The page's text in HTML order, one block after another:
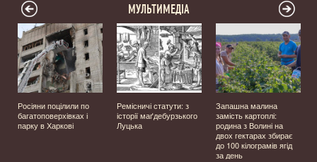
МУЛЬТИМЕДІА
Росіяни поцілили по
багатоповерхівках і
парку в Харкові
Ремісничі статути: з
історії маґдебурзького
Луцька
Запашна малина
замість картоплі:
родина з Волині на
двох гектарах збирає
до 100 кілограмів ягід
за день